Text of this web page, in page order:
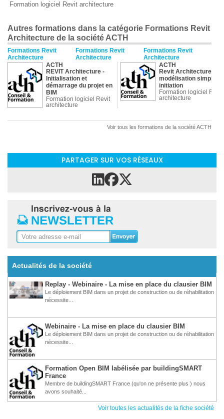
Formation logiciel Revit architecture
Autres formations dans la catégorie Formations Revit
Architecture de la société ACTH
Formations Revit
Architecture
Formations Revit
Architecture
Formations Revit
Architecture
ACTH
REVIT Architecture -
Initialisation et
démarrage du projet en
BIM
Formation logiciel Revit
architecture
ACTH
Revit Architecture -
modélisation simple -
initiation
Formation logiciel Revit
architecture
Voir tous les formations de la société ACTH
PARTAGER SUR VOS RÉSEAUX
Actualités de la société
Replay - Webinaire - La mise en place du clausier BIM
Le déploiement BIM dans un projet de construction ou de réhabilitation
nécessite...
Webinaire - La mise en place du clausier BIM
Le déploiement BIM dans un projet de construction ou de réhabilitation
nécessite...
Formation Open BIM labélisée par buildingSMART
France
Membre de buildingSMART France (qu'on ne présente plus ) nous
avons souhaité...
Voir toutes les actualités de la fiche société